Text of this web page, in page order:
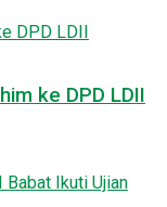
ke DPD LDII